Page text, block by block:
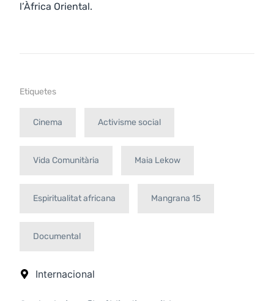
l’Àfrica Oriental.
Etiquetes
Cinema Activisme social
Vida Comunitària Maia Lekow
Espiritualitat africana Mangrana 15
Documental
Internacional